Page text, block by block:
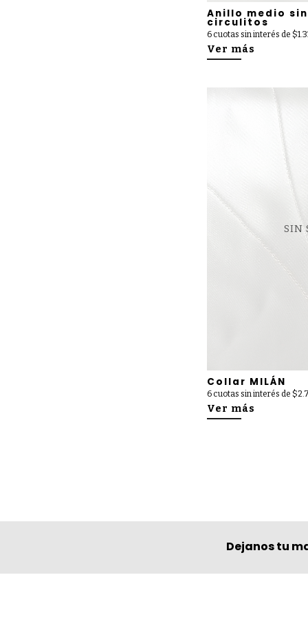
Anillo medio
circulitos
6 cuotas sin interés de
Ver más
SIN
Collar MILÁN
6 cuotas sin interés de
Ver más
Dejanos tu